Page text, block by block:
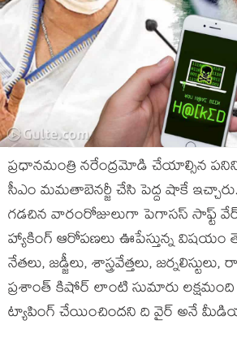
ప్రధానమంత్రి నరేంద్రమోడి చేయాల్సిన
సీఎం మమతాబెనర్జీ చేసి పెద్ద షాకే
గడచిన వారంరోజులుగా పెగాసస్ సాఫ్ట్
హ్యాకింగ్ ఆరోపణలు ఊపేస్తున్న విషయం
నేతలు, జడ్జీలు, శాస్త్రవేత్తలు,
ప్రశాంత్ కిషోర్ లాంటి సుమారు లక్షమంది
ట్యాపింగ్ చేయించిందని ది వైర్ అనే